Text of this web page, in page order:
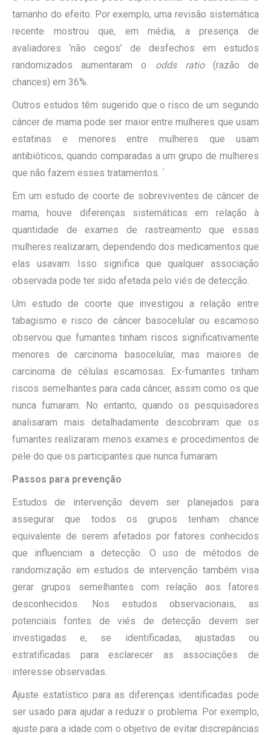
tamanho do efeito. Por exemplo, uma revisão sistemática
recente mostrou que, em média, a presença de
avaliadores ‘não cegos’ de desfechos em estudos
randomizados aumentaram o odds ratio(razão de
chances) em 36%.
Outros estudos têm sugerido que o risco de um segundo
câncer de mama pode ser maior entre mulheres que usam
estatinas e menores entre mulheres que usam
antibióticos, quando comparadas a um grupo de mulheres
que não fazem esses tratamentos. `
Em um estudo de coorte de sobreviventes de câncer de
mama, houve diferenças sistemáticas em relação à
quantidade de exames de rastreamento que essas
mulheres realizaram, dependendo dos medicamentos que
elas usavam. Isso significa que qualquer associação
observada pode ter sido afetada pelo viés de detecção.
Um estudo de coorte que investigou a relação entre
tabagismo e risco de câncer basocelular ou escamoso
observou que fumantes tinham riscos significativamente
menores de carcinoma basocelular, mas maiores de
carcinoma de células escamosas. Ex-fumantes tinham
riscos semelhantes para cada câncer, assim como os que
nunca fumaram. No entanto, quando os pesquisadores
analisaram mais detalhadamente descobriram que os
fumantes realizaram menos exames e procedimentos de
pele do que os participantes que nunca fumaram.
Passos para prevenção
Estudos de intervenção devem ser planejados para
assegurar que todos os grupos tenham chance
equivalente de serem afetados por fatores conhecidos
que influenciam a detecção. O uso de métodos de
randomização em estudos de intervenção também visa
gerar grupos semelhantes com relação aos fatores
desconhecidos. Nos estudos observacionais, as
potenciais fontes de viés de detecção devem ser
investigadas e, se identificadas, ajustadas ou
estratificadas para esclarecer as associações de
interesse observadas.
Ajuste estatístico para as diferenças identificadas pode
ser usado para ajudar a reduzir o problema. Por exemplo,
ajuste para a idade com o objetivo de evitar discrepâncias